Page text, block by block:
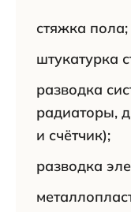
стяжка пола;
штукатурка
разводка
радиаторы,
и счётчик);
разводка